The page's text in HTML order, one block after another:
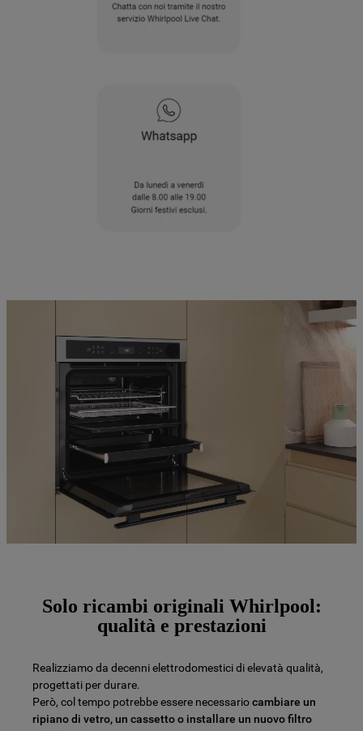
Solo ricambi originali Whirlpool:
qualità e prestazioni
Realizziamo da decenni elettrodomestici di elevatà qualità,
progettati per durare.
Però, col tempo potrebbe essere necessariocambiare un
ripiano di vetro, un cassetto o installare un nuovo filtro